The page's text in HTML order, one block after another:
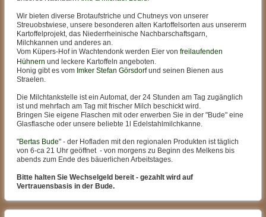
Wir bieten diverse Brotaufstriche und Chutneys von unserer
Streuobstwiese, unsere besonderen alten Kartoffelsorten aus unsererm
Kartoffelprojekt, das Niederrheinische Nachbarschaftsgarn,
Milchkannen und anderes an.
Vom Küpers-Hof in Wachtendonk werden Eier von freilaufenden
Hühnern und leckere Kartoffeln angeboten.
Honig gibt es vom Imker Stefan Görsdorfund seinen Bienen aus
Straelen.
Die Milchtankstelle ist ein Automat, der 24 Stunden am Tag zugänglich
ist und mehrfach am Tag mit frischer Milch beschickt wird.
Bringen Sie eigene Flaschen mit oder erwerben Sie in der "Bude" eine
Glasflasche oder unsere beliebte 1l Edelstahlmilchkanne.
"Bertas Bude" - der Hofladen mit den regionalen Produkten ist täglich
von 6-ca 21 Uhr geöffnet - von morgens zu Beginn des Melkens bis
abends zum Ende des bäuerlichen Arbeitstages.
Bitte halten Sie Wechselgeld bereit - gezahlt wird auf
Vertrauensbasis in der Bude.